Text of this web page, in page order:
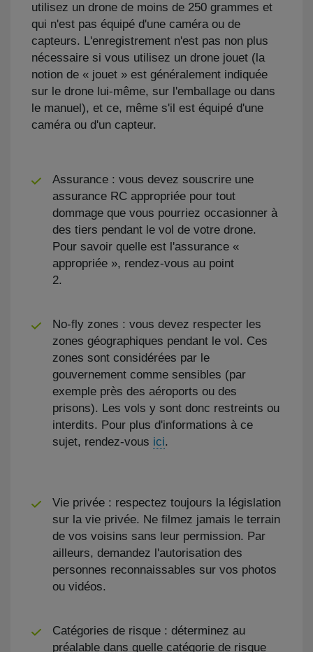
utilisez un drone de moins de 250 grammes et
qui n'est pas équipé d'une caméra ou de
capteurs. L'enregistrement n'est pas non plus
nécessaire si vous utilisez un drone jouet (la
notion de « jouet » est généralement indiquée
sur le drone lui-même, sur l'emballage ou dans
le manuel), et ce, même s'il est équipé d'une
caméra ou d'un capteur.
Assurance : vous devez souscrire une
assurance RC appropriée pour tout
dommage que vous pourriez occasionner à
des tiers pendant le vol de votre drone.
Pour savoir quelle est l'assurance «
appropriée », rendez-vous au point
2.
No-fly zones : vous devez respecter les
zones géographiques pendant le vol. Ces
zones sont considérées par le
gouvernement comme sensibles (par
exemple près des aéroports ou des
prisons). Les vols y sont donc restreints ou
interdits. Pour plus d'informations à ce
sujet, rendez-vous ici.
Vie privée : respectez toujours la législation
sur la vie privée. Ne filmez jamais le terrain
de vos voisins sans leur permission. Par
ailleurs, demandez l'autorisation des
personnes reconnaissables sur vos photos
ou vidéos.
Catégories de risque : déterminez au
préalable dans quelle catégorie de risque